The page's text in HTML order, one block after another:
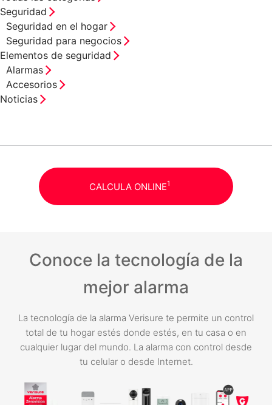
Seguridad
Seguridad en el hogar
Seguridad para negocios
Elementos de seguridad
Alarmas
Accesorios
Noticias
CALCULA ONLINE1
Conoce la tecnología de la
mejor alarma
La tecnología de la alarma Verisure te permite un control
total de tu hogar estés donde estés, en tu casa o en
cualquier lugar del mundo. La alarma con control desde
tu celular o desde Internet.